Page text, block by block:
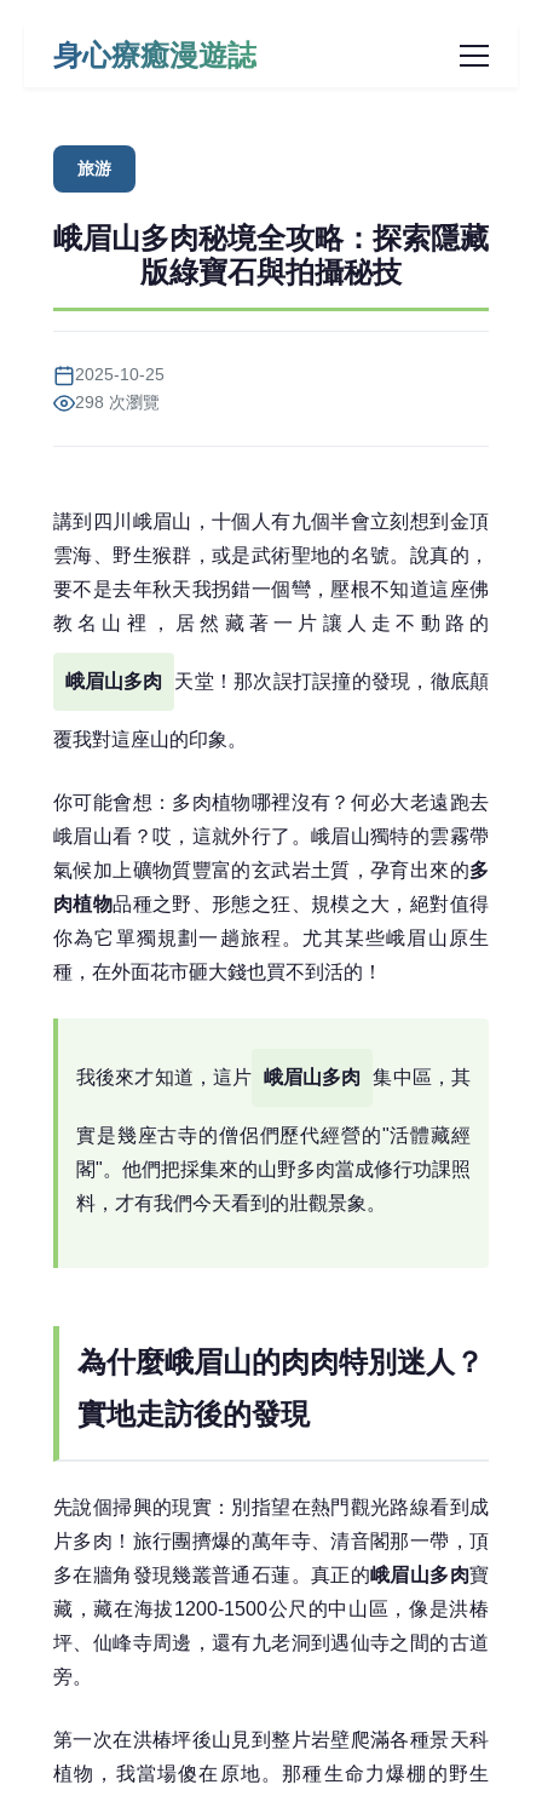
身心療癒漫遊誌
旅游
峨眉山多肉秘境全攻略：探索隱藏
版綠寶石與拍攝秘技
2025-10-25
298 次瀏覽
講到四川峨眉山，十個人有九個半會立刻想到金頂
雲海、野生猴群，或是武術聖地的名號。說真的，
要不是去年秋天我拐錯一個彎，壓根不知道這座佛
教名山裡，居然藏著一片讓人走不動路的
峨眉山多肉 天堂！那次誤打誤撞的發現，徹底顛
覆我對這座山的印象。
你可能會想：多肉植物哪裡沒有？何必大老遠跑去
峨眉山看？哎，這就外行了。峨眉山獨特的雲霧帶
氣候加上礦物質豐富的玄武岩土質，孕育出來的多
肉植物品種之野、形態之狂、規模之大，絕對值得
你為它單獨規劃一趟旅程。尤其某些峨眉山原生
種，在外面花市砸大錢也買不到活的！
我後來才知道，這片 峨眉山多肉 集中區，其
實是幾座古寺的僧侶們歷代經營的"活體藏經
閣"。他們把採集來的山野多肉當成修行功課照
料，才有我們今天看到的壯觀景象。
為什麼峨眉山的肉肉特別迷人？
實地走訪後的發現
先說個掃興的現實：別指望在熱門觀光路線看到成
片多肉！旅行團擠爆的萬年寺、清音閣那一帶，頂
多在牆角發現幾叢普通石蓮。真正的峨眉山多肉寶
藏，藏在海拔1200-1500公尺的中山區，像是洪椿
坪、仙峰寺周邊，還有九老洞到遇仙寺之間的古道
旁。
第一次在洪椿坪後山見到整片岩壁爬滿各種景天科
植物，我當場傻在原地。那種生命力爆棚的野生